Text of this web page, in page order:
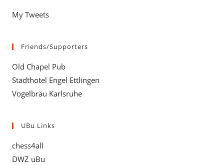
My Tweets
Friends/Supporters
Old Chapel Pub
Stadthotel Engel Ettlingen
Vogelbräu Karlsruhe
UBu Links
chess4all
DWZ uBu